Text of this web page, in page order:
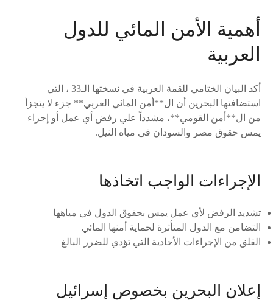
أهمية الأمن المائي للدول
العربية
أكد البيان الختامي للقمة العربية في نسختها الـ33 ، التي
استضافتها البحرين أن ال**أمن المائي العربي** جزء لا يتجزأ
من ال**أمن القومي**، مشدداً علي رفض أي عمل أو إجراء
يمس حقوق مصر والسودان فى مياه النيل.
الإجراءات الواجب اتخاذها
تشديد الرفض لأي عمل يمس بحقوق الدول في مياهها
التضامن مع الدول المتأثرة لحماية أمنها المائي
القلق من الإجراءات الأحادية التي تؤدي للضرر البالغ
إعلان البحرين بخصوص إسرائيل